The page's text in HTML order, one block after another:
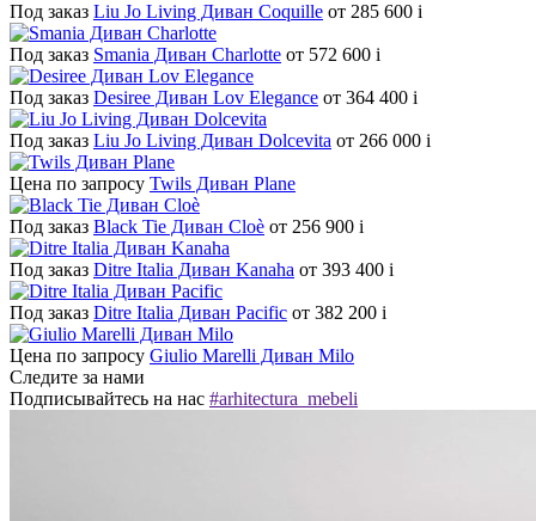
Под заказ Liu Jo Living Диван Coquille от 285 600 i
Под заказ Smania Диван Charlotte от 572 600 i
Под заказ Desiree Диван Lov Elegance от 364 400 i
Под заказ Liu Jo Living Диван Dolcevita от 266 000 i
Цена по запросу Twils Диван Plane
Под заказ Black Tie Диван Cloè от 256 900 i
Под заказ Ditre Italia Диван Kanaha от 393 400 i
Под заказ Ditre Italia Диван Pacific от 382 200 i
Цена по запросу Giulio Marelli Диван Milo
Следите за нами
Подписывайтесь на нас #arhitectura_mebeli